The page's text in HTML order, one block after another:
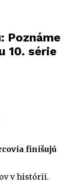
Poznáme
10. série
finišujú
v histórii.